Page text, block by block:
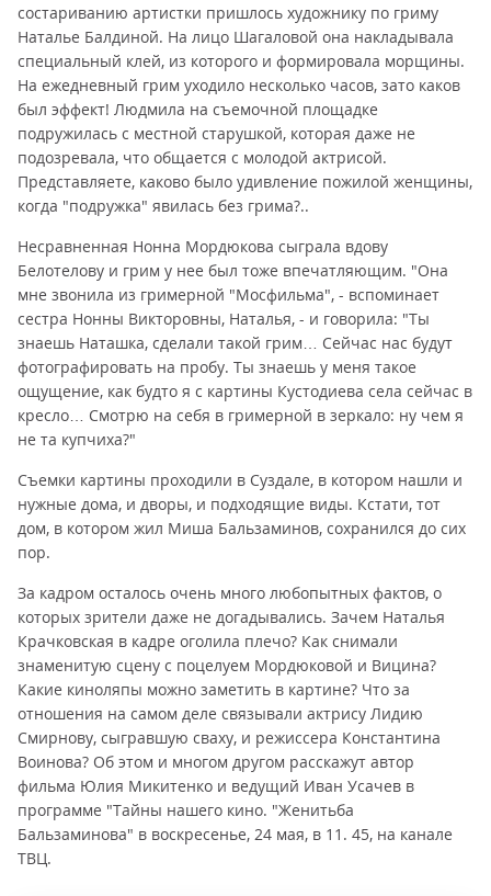
состариванию артистки пришлось художнику по гриму
Наталье Балдиной. На лицо Шагаловой она накладывала
специальный клей, из которого и формировала морщины.
На ежедневный грим уходило несколько часов, зато каков
был эффект! Людмила на съемочной площадке
подружилась с местной старушкой, которая даже не
подозревала, что общается с молодой актрисой.
Представляете, каково было удивление пожилой женщины,
когда "подружка" явилась без грима?..
Несравненная Нонна Мордюкова сыграла вдову
Белотелову и грим у нее был тоже впечатляющим. "Она
мне звонила из гримерной "Мосфильма", - вспоминает
сестра Нонны Викторовны, Наталья, - и говорила: "Ты
знаешь Наташка, сделали такой грим… Сейчас нас будут
фотографировать на пробу. Ты знаешь у меня такое
ощущение, как будто я с картины Кустодиева села сейчас в
кресло… Смотрю на себя в гримерной в зеркало: ну чем я
не та купчиха?"
Съемки картины проходили в Суздале, в котором нашли и
нужные дома, и дворы, и подходящие виды. Кстати, тот
дом, в котором жил Миша Бальзаминов, сохранился до сих
пор.
За кадром осталось очень много любопытных фактов, о
которых зрители даже не догадывались. Зачем Наталья
Крачковская в кадре оголила плечо? Как снимали
знаменитую сцену с поцелуем Мордюковой и Вицина?
Какие киноляпы можно заметить в картине? Что за
отношения на самом деле связывали актрису Лидию
Смирнову, сыгравшую сваху, и режиссера Константина
Воинова? Об этом и многом другом расскажут автор
фильма Юлия Микитенко и ведущий Иван Усачев в
программе "Тайны нашего кино. "Женитьба
Бальзаминова" в воскресенье, 24 мая, в 11. 45, на канале
ТВЦ.